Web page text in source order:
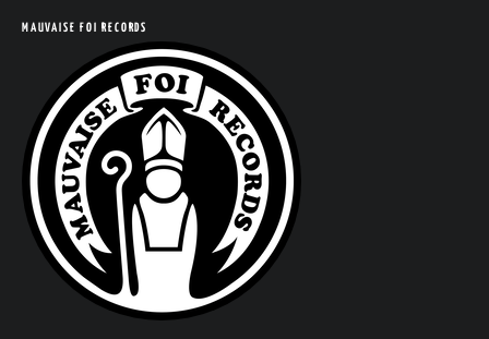
MAUVAISE FOI RECORDS